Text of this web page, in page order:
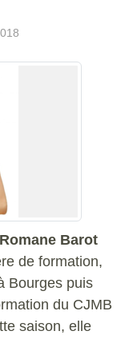
Romane Barot
de formation,
Bourges puis
du CJMB
saison, elle